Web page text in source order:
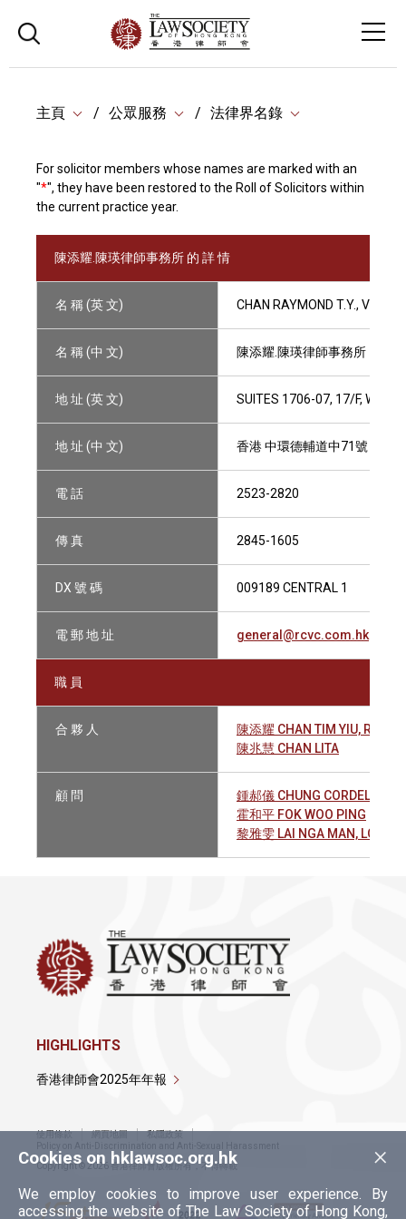
主頁 公眾服務 法律界名錄
For solicitor members whose names are marked with an
"*", they have been restored to the Roll of Solicitors within
the current practice year.
陳添耀.陳瑛律師事務所 的 詳 情
名 稱 (英 文) CHAN RAYMOND T.Y.,
名 稱 (中 文) 陳添耀.陳瑛律師事務所
地 址 (英 文) SUITES 1706-07, 17/F, WING
地 址 (中 文) 香港 中環德輔道中71號 永安
電 話 2523-2820
傳 真 2845-1605
DX 號 碼 009189 CENTRAL 1
電 郵 地 址 general@rcvc.com.hk
職 員
合 夥 人
陳添耀 CHAN TIM YIU,
陳兆慧 CHAN LITA
顧 問
鍾郝儀 CHUNG CORDELIA
霍和平 FOK WOO PING
黎雅雯 LAI NGA MAN, LOUISA
×
Cookies on hklawsoc.org.hk
We employ cookies to improve user experience. By
accessing the website of The Law Society of Hong Kong,
HIGHLIGHTS
香港律師會2025年年報
使用條款 網頁地圖
私隱政策
Policy on Anti-Discrimination and Anti-Sexual Harassment
Copyright © 2026 香港律師會版權所有，不得轉載